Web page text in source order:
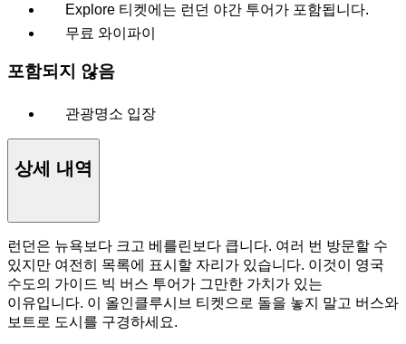
Explore 티켓에는 런던 야간 투어가 포함됩니다.
무료 와이파이
포함되지 않음
관광명소 입장
상세 내역
런던은 뉴욕보다 크고 베를린보다 큽니다. 여러 번 방문할 수
있지만 여전히 목록에 표시할 자리가 있습니다. 이것이 영국
수도의 가이드 빅 버스 투어가 그만한 가치가 있는
이유입니다. 이 올인클루시브 티켓으로 돌을 놓지 말고 버스와
보트로 도시를 구경하세요.